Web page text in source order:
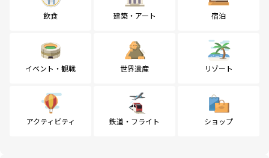
飲食 建築・アート 宿泊
イベント・観戦 世界遺産 リゾート
アクティビティ 鉄道・フライト ショップ